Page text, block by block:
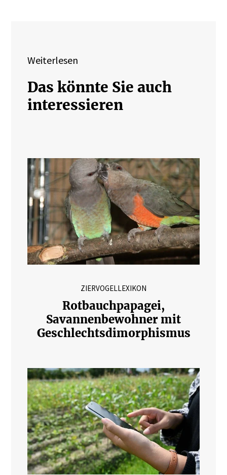
Weiterlesen
Das könnte Sie auch
interessieren
ZIERVOGELLEXIKON
Rotbauchpapagei,
Savannenbewohner mit
Geschlechtsdimorphismus